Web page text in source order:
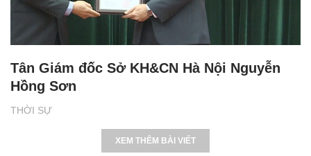
THỜI SỰ
Tân Giám đốc Sở KH&CN Hà Nội Nguyễn
Hồng Sơn
XEM THÊM BÀI VIẾT